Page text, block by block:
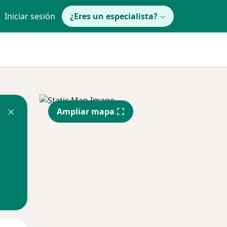
Iniciar sesión ¿Eres un especialista?
Ampliar mapa